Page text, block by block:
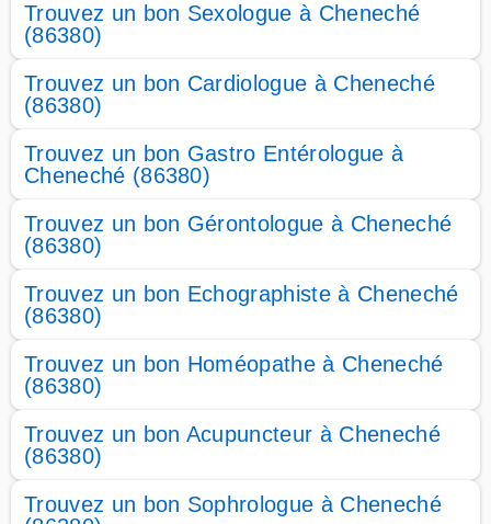
Trouvez un bon Sexologue à Cheneché
(86380)
Trouvez un bon Cardiologue à Cheneché
(86380)
Trouvez un bon Gastro Entérologue à
Cheneché (86380)
Trouvez un bon Gérontologue à Cheneché
(86380)
Trouvez un bon Echographiste à Cheneché
(86380)
Trouvez un bon Homéopathe à Cheneché
(86380)
Trouvez un bon Acupuncteur à Cheneché
(86380)
Trouvez un bon Sophrologue à Cheneché